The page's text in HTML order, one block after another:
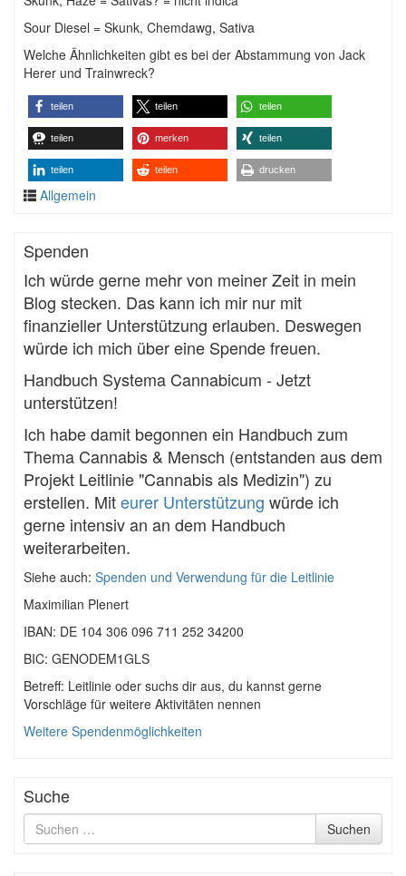
Sour Diesel = Skunk, Chemdawg, Sativa
Welche Ähnlichkeiten gibt es bei der Abstammung von Jack
Herer und Trainwreck?
teilen teilen teilen
teilen merken teilen
teilen teilen drucken
Allgemein
Spenden
Ich würde gerne mehr von meiner Zeit in mein
Blog stecken. Das kann ich mir nur mit
finanzieller Unterstützung erlauben. Deswegen
würde ich mich über eine Spende freuen.
Handbuch Systema Cannabicum - Jetzt
unterstützen!
Ich habe damit begonnen ein Handbuch zum
Thema Cannabis & Mensch (entstanden aus dem
Projekt Leitlinie "Cannabis als Medizin") zu
erstellen. Miteurer Unterstützung würde ich
gerne intensiv an an dem Handbuch
weiterarbeiten.
Siehe auch: Spenden und Verwendung für die Leitlinie
Maximilian Plenert
IBAN: DE 104 306 096 711 252 34200
BIC: GENODEM1GLS
Betreff: Leitlinie oder suchs dir aus, du kannst gerne
Vorschläge für weitere Aktivitäten nennen
Weitere Spendenmöglichkeiten
Suche
Suche
nach
Suchen